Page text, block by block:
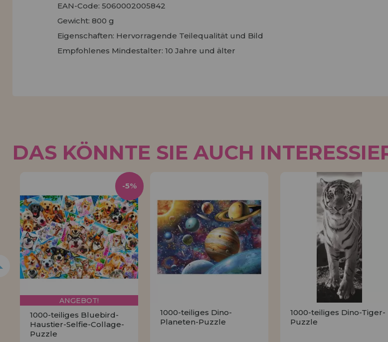
EAN-Code: 5060002005842
Gewicht: 800 g
Eigenschaften: Hervorragende Teilequalität und Bild
Empfohlenes Mindestalter: 10 Jahre und älter
DAS KÖNNTE SIE AUCH
ANGEBOT!
1000-teiliges Bluebird-
Haustier-Selfie-Collage-
Puzzle
-5%
1000-teiliges Dino-
Planeten-Puzzle
1000-teiliges Dino-Tiger-
Puzzle